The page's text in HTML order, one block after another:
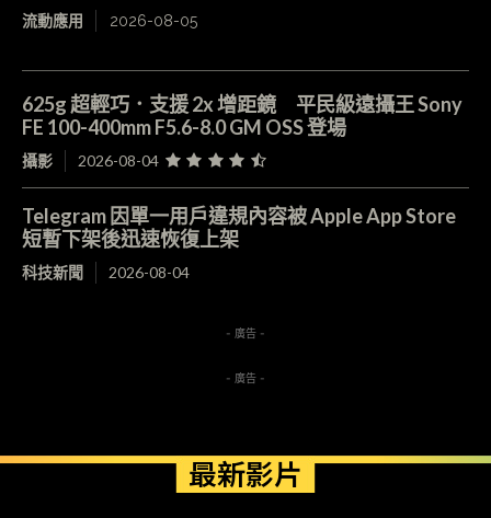
流動應用 2026-08-05
625g 超輕巧．支援 2x 增距鏡 平民級遠攝王 Sony
FE 100-400mm F5.6-8.0 GM OSS 登場
攝影 2026-08-04
Telegram 因單一用戶違規內容被 Apple App Store
短暫下架後迅速恢復上架
科技新聞 2026-08-04
- 廣告 -
- 廣告 -
最新影片